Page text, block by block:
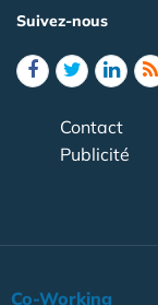
Suivez-nous
Contact
Publicité
Co-Working